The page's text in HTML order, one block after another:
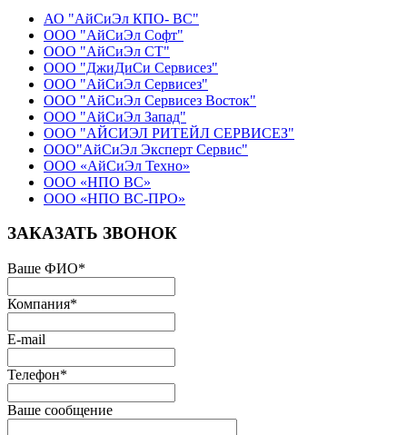
АО "АйСиЭл КПО- ВС"
ООО "АйСиЭл Софт"
ООО "АйСиЭл СТ"
ООО "ДжиДиСи Сервисез"
ООО "АйСиЭл Сервисез"
ООО "АйСиЭл Сервисез Восток"
ООО "АйСиЭл Запад"
ООО "АЙСИЭЛ РИТЕЙЛ СЕРВИСЕЗ"
ООО"АйСиЭл Эксперт Сервис"
ООО «АйСиЭл Техно»
ООО «НПО ВС»
ООО «НПО ВС-ПРО»
ЗАКАЗАТЬ ЗВОНОК
Ваше ФИО*
Компания*
E-mail
Телефон*
Ваше сообщение